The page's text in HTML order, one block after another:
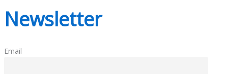
Newsletter
Email